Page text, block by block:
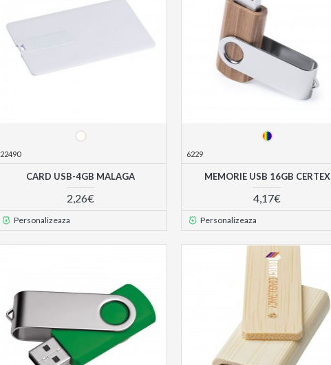
22490
CARD USB-4GB MALAGA
2,26€
Personalizeaza
6229
MEMORIE USB 16GB CERTEX
4,17€
Personalizeaza